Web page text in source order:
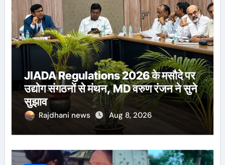
JIADA Regulations 2026 के मसौदे पर
उद्योग संगठनों से मंथन, MD वरुण रंजन ने सुने
सुझाव
Rajdhani news Aug 8, 2026